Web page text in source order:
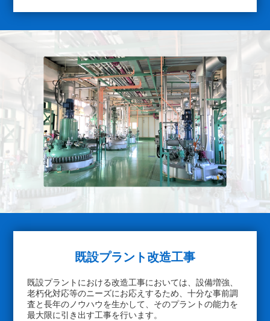
既設プラント改造工事
既設プラントにおける改造工事においては、設備増強、
老朽化対応等のニーズにお応えするため、十分な事前調
査と長年のノウハウを生かして、そのプラントの能力を
最大限に引き出す工事を行います。